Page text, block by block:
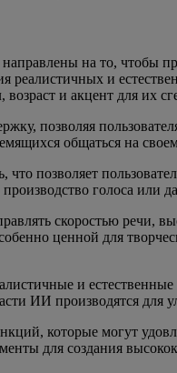
на то, чтобы
реалистичных и
и акцент для их
позволяя
общаться на
что позволяет
голоса или
скоростью речи,
ценной для
и
ИИ производятся для
которые могут
для создания